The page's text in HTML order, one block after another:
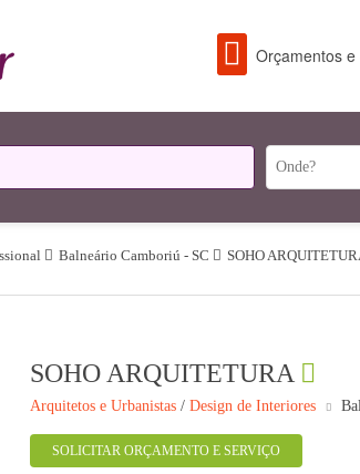
Orçamentos e
Balneário Camboriú - SC SOHO
SOHO ARQUITETURA
Arquitetos e Urbanistas /Design de Interiores
SOLICITAR ORÇAMENTO E SERVIÇO